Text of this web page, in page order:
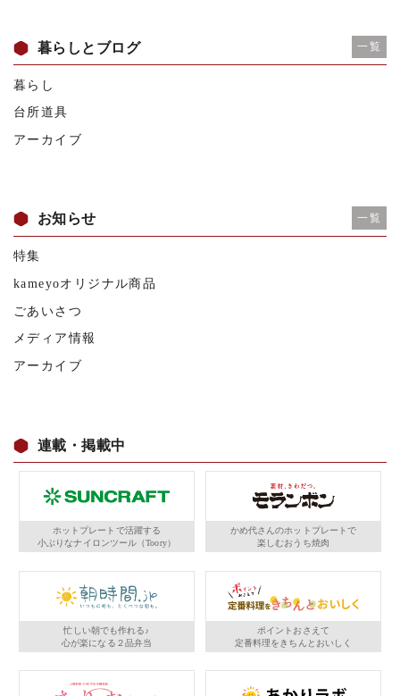
暮らしとブログ 一覧
暮らし
台所道具
アーカイブ
お知らせ 一覧
特集
kameyoオリジナル商品
ごあいさつ
メディア情報
アーカイブ
連載・掲載中
ホットプレートで活躍する
小ぶりなナイロンツール（Toory）
かめ代さんのホットプレートで
楽しむおうち焼肉
忙しい朝でも作れる♪
心が楽になる２品弁当
ポイントおさえて
定番料理をきちんとおいしく